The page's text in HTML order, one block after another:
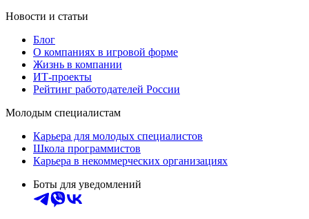
Новости и статьи
Блог
О компаниях в игровой форме
Жизнь в компании
ИТ-проекты
Рейтинг работодателей России
Молодым специалистам
Карьера для молодых специалистов
Школа программистов
Карьера в некоммерческих организациях
Боты для уведомлений